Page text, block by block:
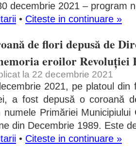
decembrie 2021 – program
• Citeste in continuare »
de flori depusă de
eroilor Revoluției
la 22 decembrie 2021
2021, pe platoul din
a fost depusă o coroană
Primăriei
din Decembrie 1989. Este
• Citeste in continuare »